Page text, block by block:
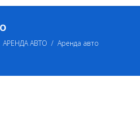
АРЕНДА АВТО
Аренда авто